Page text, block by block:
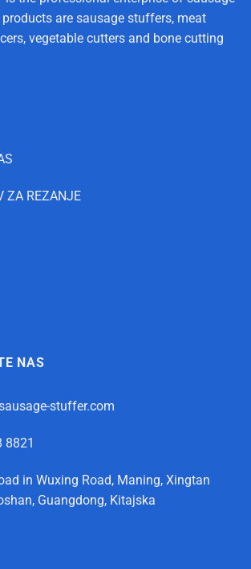
are sausage stuffers, meat
vegetable cutters and bone cutting
ZA REZANJE
NAS
stuffer.com
8821
in Wuxing Road, Maning, Xingtan
Guangdong, Kitajska